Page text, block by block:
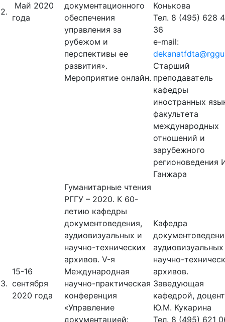
2.
Май 2020
года
документационного
обеспечения
управления за
рубежом и
перспективы ее
развития».
Мероприятие онлайн.
Конькова
Тел. 8 (495) 628
36
e-mail:
Старший
преподаватель
кафедры
иностранных
факультета
международных
отношений и
зарубежного
регионоведения
Ганжара
3.
15-16
сентября
2020 года
Гуманитарные чтения
РГГУ – 2020. К 60-
летию кафедры
документоведения,
аудиовизуальных и
научно-технических
архивов. V-я
Международная
научно-практическая
конференция
«Управление
документацией:
Кафедра
научно-
архивов.
Заведующая
кафедрой, доцент
Ю.М. Кукарина
Тел. 8 (495) 621